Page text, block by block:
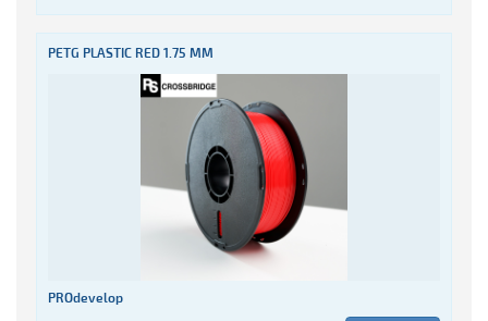
PETG PLASTIC RED 1.75 MM
PROdevelop